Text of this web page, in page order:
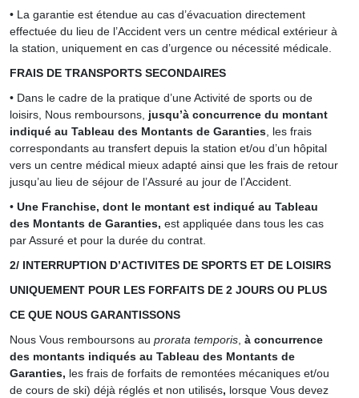
• La garantie est étendue au cas d’évacuation directement
effectuée du lieu de l’Accident vers un centre médical extérieur à
la station, uniquement en cas d’urgence ou nécessité médicale.
FRAIS DE TRANSPORTS SECONDAIRES
• Dans le cadre de la pratique d’une Activité de sports ou de
loisirs, Nous remboursons, jusqu’à concurrence du montant
indiqué au Tableau des Montants de Garanties, les frais
correspondants au transfert depuis la station et/ou d’un hôpital
vers un centre médical mieux adapté ainsi que les frais de retour
jusqu’au lieu de séjour de l’Assuré au jour de l’Accident.
• Une Franchise, dont le montant est indiqué au Tableau
des Montants de Garanties, est appliquée dans tous les cas
par Assuré et pour la durée du contrat.
2/ INTERRUPTION D’ACTIVITES DE SPORTS ET DE LOISIRS
UNIQUEMENT POUR LES FORFAITS DE 2 JOURS OU PLUS
CE QUE NOUS GARANTISSONS
Nous Vous remboursons au prorata temporis, à concurrence
des montants indiqués au Tableau des Montants de
Garanties, les frais de forfaits de remontées mécaniques et/ou
de cours de ski) déjà réglés et non utilisés, lorsque Vous devez